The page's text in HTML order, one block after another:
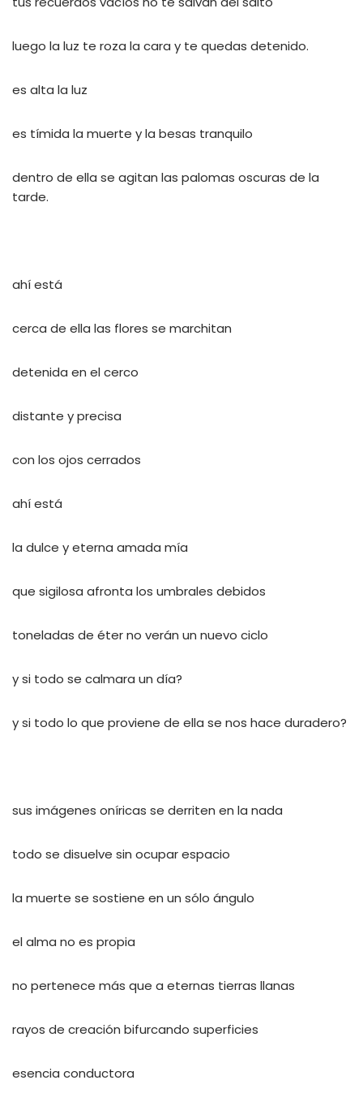
luego la luz te roza la cara y te quedas detenido.
es alta la luz
es tímida la muerte y la besas tranquilo
dentro de ella se agitan las palomas oscuras de la
tarde.
ahí está
cerca de ella las flores se marchitan
detenida en el cerco
distante y precisa
con los ojos cerrados
ahí está
la dulce y eterna amada mía
que sigilosa afronta los umbrales debidos
toneladas de éter no verán un nuevo ciclo
y si todo se calmara un día?
y si todo lo que proviene de ella se nos hace duradero?
sus imágenes oníricas se derriten en la nada
todo se disuelve sin ocupar espacio
la muerte se sostiene en un sólo ángulo
el alma no es propia
no pertenece más que a eternas tierras llanas
rayos de creación bifurcando superficies
esencia conductora